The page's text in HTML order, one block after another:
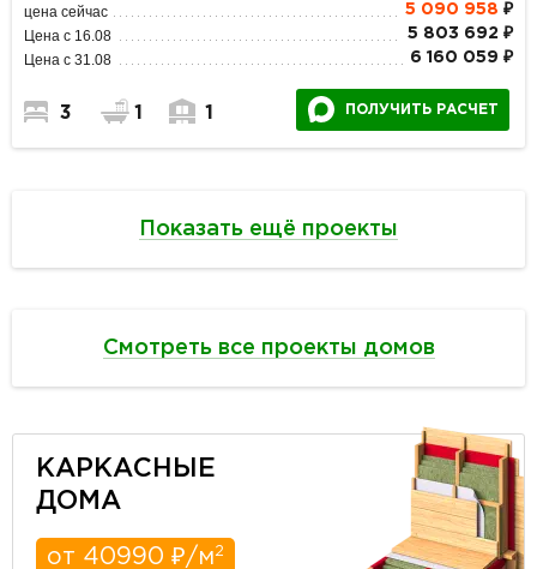
КАРКАСНЫЕ
ДОМА
от 40990 ₽/м2
цена сейчас 5 090 958 ₽
Цена с 16.08 5 803 692 ₽
Цена с 31.08 6 160 059 ₽
3 1 1 ПОЛУЧИТЬ РАСЧЕТ
Показать ещё проекты
Смотреть все проекты домов